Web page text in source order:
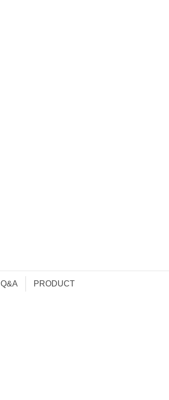
Q&A PRODUCT